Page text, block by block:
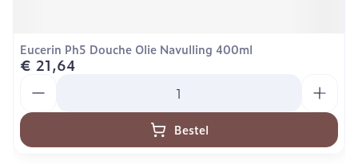
Eucerin Ph5 Douche Olie Navulling 400ml
€ 21,64
Bestel